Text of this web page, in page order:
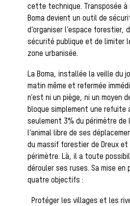
Les
Chasser
idées
Bien-être
cette technique. Transposée
Boma devient un outil de
d’organiser l’espace forestier,
sécurité publique et de limiter
zone urbanisée.
La Boma, installée la veille du
matin même et refermée
n’est ni un piège, ni un moyen
bloque simplement une refuite
seulement 3% du périmètre
l’animal libre de ses
du massif forestier de Dreux et
périmètre. Là, il a toute
dérouler ses ruses. Sa mise en
quatre objectifs :
Protéger les villages et les